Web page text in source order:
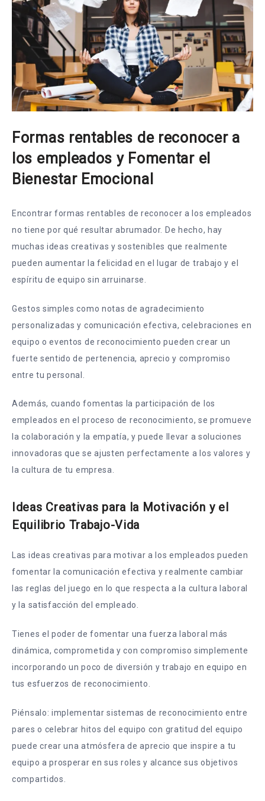
Formas rentables de reconocer a
los empleados y Fomentar el
Bienestar Emocional
Encontrar formas rentables de reconocer a los empleados
no tiene por qué resultar abrumador. De hecho, hay
muchas ideas creativas y sostenibles que realmente
pueden aumentar la felicidad en el lugar de trabajo y el
espíritu de equipo sin arruinarse.
Gestos simples como notas de agradecimiento
personalizadas y comunicación efectiva, celebraciones en
equipo o eventos de reconocimiento pueden crear un
fuerte sentido de pertenencia, aprecio y compromiso
entre tu personal.
Además, cuando fomentas la participación de los
empleados en el proceso de reconocimiento, se promueve
la colaboración y la empatía, y puede llevar a soluciones
innovadoras que se ajusten perfectamente a los valores y
la cultura de tu empresa.
Ideas Creativas para la Motivación y el
Equilibrio Trabajo-Vida
Las ideas creativas para motivar a los empleados pueden
fomentar la comunicación efectiva y realmente cambiar
las reglas del juego en lo que respecta a la cultura laboral
y la satisfacción del empleado.
Tienes el poder de fomentar una fuerza laboral más
dinámica, comprometida y con compromiso simplemente
incorporando un poco de diversión y trabajo en equipo en
tus esfuerzos de reconocimiento.
Piénsalo: implementar sistemas de reconocimiento entre
pares o celebrar hitos del equipo con gratitud del equipo
puede crear una atmósfera de aprecio que inspire a tu
equipo a prosperar en sus roles y alcance sus objetivos
compartidos.